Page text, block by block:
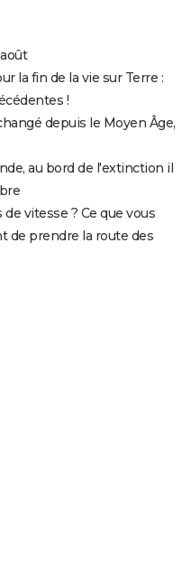
la fin de la vie sur Terre :
!
depuis le Moyen Âge,
au bord de l'extinction il
vitesse ? Ce que vous
de prendre la route des